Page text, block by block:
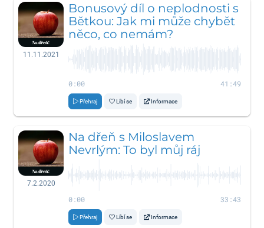
11.11.2021
Bonusový díl o neplodnosti s
Bětkou: Jak mi může chybět
něco, co nemám?
0:00 41:49
Přehraj Líbí se Informace
7.2.2020
Na dřeň s Miloslavem
Nevrlým: To byl můj ráj
0:00 33:43
Přehraj Líbí se Informace